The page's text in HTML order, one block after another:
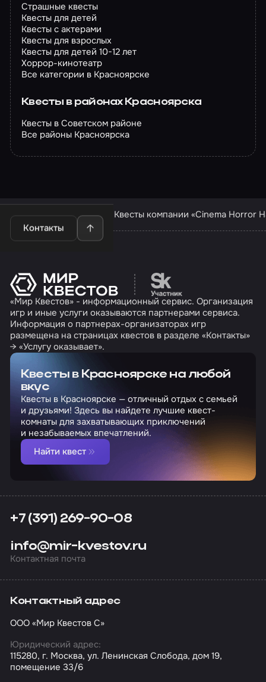
Страшные квесты
Квесты для детей
Квесты с актерами
Квесты для взрослых
Квесты для детей 10-12 лет
Хоррор-кинотеатр
Все категории в Красноярске
Квесты в районах Красноярска
Квесты в Советском районе
Все районы Красноярска
Контакты
Квесты в Красноярске Квесты компании «Cinema Horror
Перейти на сайт
«Мир Квестов» - информационный сервис. Организация
игр и иные услуги оказываются партнерами сервиса.
Информация о партнерах-организаторах игр
размещена на страницах квестов в разделе «Контакты»
→ «Услугу оказывает».
Квесты в Красноярске на любой
вкус
Квесты в Красноярске — отличный отдых с семьей
и друзьями! Здесь вы найдете лучшие квест-
комнаты для захватывающих приключений
и незабываемых впечатлений.
Найти квест
+7 (391) 269-90-08
info@mir-kvestov.ru
Контактная почта
Контактный адрес
ООО «Мир Квестов С»
Юридический адрес:
115280, г. Москва, ул. Ленинская Слобода, дом 19,
помещение 33/6